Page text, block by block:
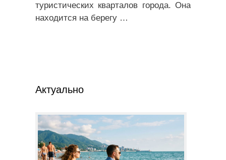
туристических кварталов города. Она
находится на берегу …
Актуально